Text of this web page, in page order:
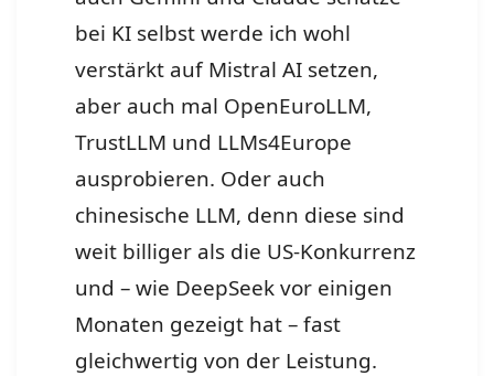
bei KI selbst werde ich wohl
verstärkt auf Mistral AI setzen,
aber auch mal OpenEuroLLM,
TrustLLM und LLMs4Europe
ausprobieren. Oder auch
chinesische LLM, denn diese sind
weit billiger als die US-Konkurrenz
und – wie DeepSeek vor einigen
Monaten gezeigt hat – fast
gleichwertig von der Leistung.